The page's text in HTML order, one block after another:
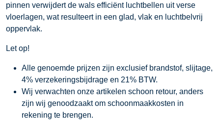
pinnen verwijdert de wals efficiënt luchtbellen uit verse
vloerlagen, wat resulteert in een glad, vlak en luchtbelvrij
oppervlak.
Let op!
Alle genoemde prijzen zijn exclusief brandstof, slijtage,
4% verzekeringsbijdrage en 21% BTW.
Wij verwachten onze artikelen schoon retour, anders
zijn wij genoodzaakt om schoonmaakkosten in
rekening te brengen.